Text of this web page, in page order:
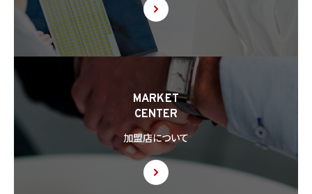
MARKET
CENTER
加盟店について